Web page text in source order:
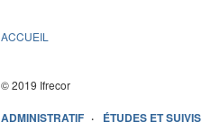
ACCUEIL
© 2019 Ifrecor
ADMINISTRATIF ÉTUDES ET SUIVIS